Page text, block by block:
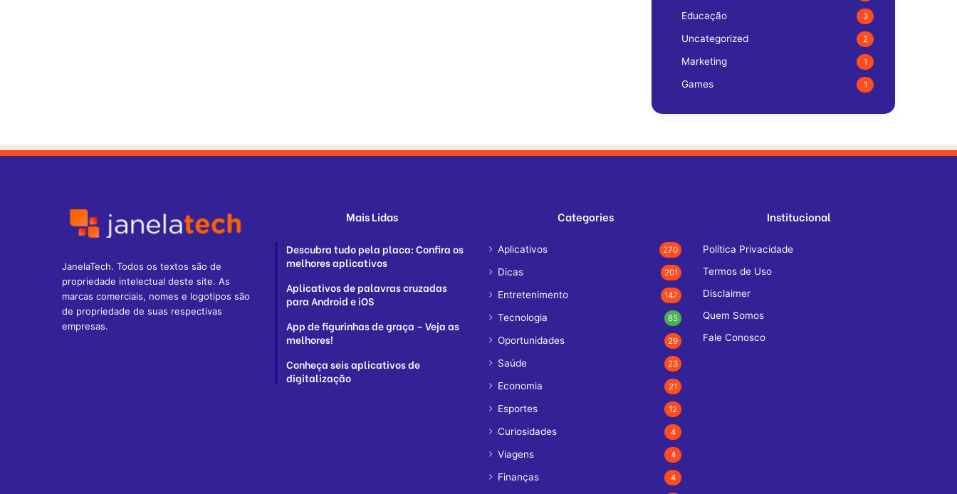
Educação 3
Uncategorized 2
Marketing 1
Games 1
JanelaTech. Todos os textos são de
propriedade intelectual deste site. As
marcas comerciais, nomes e logotipos são
de propriedade de suas respectivas
empresas.
Mais Lidas
Descubra tudo pela placa: Confira os
melhores aplicativos
Aplicativos de palavras cruzadas
para Android e iOS
App de figurinhas de graça – Veja as
melhores!
Conheça seis aplicativos de
digitalização
Categories
Aplicativos 270
Dicas 201
Entretenimento 147
Tecnologia 85
Oportunidades 29
Saúde 23
Economia 21
Esportes 12
Curiosidades 4
Viagens 4
Finanças 4
Institucional
Política Privacidade
Termos de Uso
Disclaimer
Quem Somos
Fale Conosco